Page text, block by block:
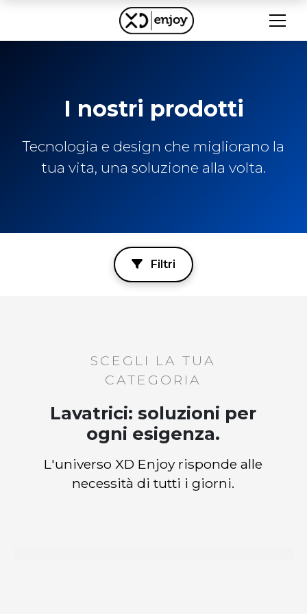
I nostri prodotti
Tecnologia e design che migliorano la
tua vita, una soluzione alla volta.
Filtri
SCEGLI LA TUA
CATEGORIA
Lavatrici: soluzioni per
ogni esigenza.
L'universo XD Enjoy risponde alle
necessità di tutti i giorni.